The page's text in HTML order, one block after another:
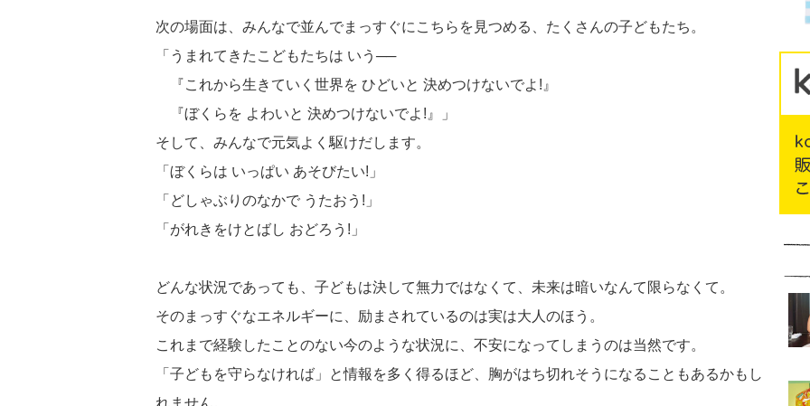
次の場面は、みんなで並んでまっすぐにこちらを見つめる、たくさんの子どもたち。
「うまれてきたこどもたちは いう──
『これから生きていく世界を ひどいと 決めつけないでよ!』
『ぼくらを よわいと 決めつけないでよ!』」
そして、みんなで元気よく駆けだします。
「ぼくらは いっぱい あそびたい!」
「どしゃぶりのなかで うたおう!」
「がれきをけとばし おどろう!」
どんな状況であっても、子どもは決して無力ではなくて、未来は暗いなんて限らなくて。
そのまっすぐなエネルギーに、励まされているのは実は大人のほう。
これまで経験したことのない今のような状況に、不安になってしまうのは当然です。
「子どもを守らなければ」と情報を多く得るほど、胸がはち切れそうになることもあるかもし
れません。